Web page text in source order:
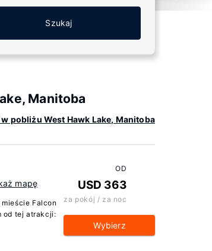
Szukaj
Manitoba
pobliżu West Hawk Lake, Manitoba
mapę
Falcon
od tej atrakcji:
OD
USD 363
za pokój / za noc
Wybierz